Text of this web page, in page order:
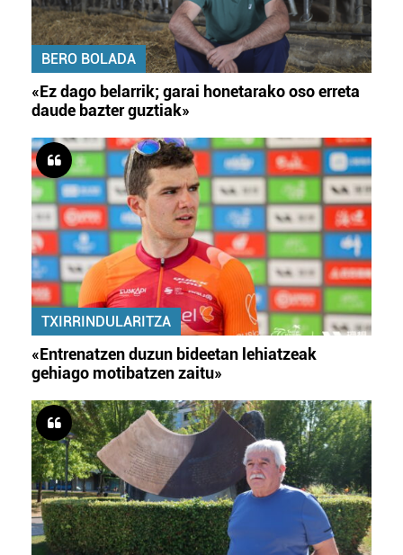
BERO BOLADA
«Ez dago belarrik; garai honetarako oso erreta
daude bazter guztiak»
TXIRRINDULARITZA
«Entrenatzen duzun bideetan lehiatzeak
gehiago motibatzen zaitu»